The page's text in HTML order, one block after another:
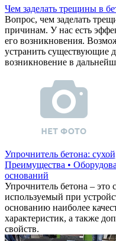
Чем заделать трещины в
Вопрос, чем заделать
причинам. У нас есть
его возникновения.
устранить существующие
возникновение в
Упрочнитель бетона:
Преимущества •
оснований
Упрочнитель бетона – это
используемый при
основанию наиболее
характеристик, а также
свойств.